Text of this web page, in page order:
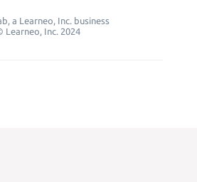
a Learneo, Inc. business
Learneo, Inc. 2024